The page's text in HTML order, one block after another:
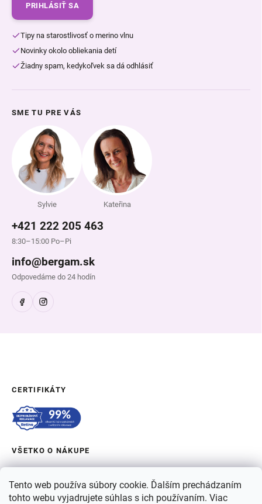
Tento web používa súbory cookie. Ďalším prechádzaním
tohto webu vyjadrujete súhlas s ich používaním. Viac
PRIHLÁSIŤ SA
Tipy na starostlivosť o merino vlnu
Novinky okolo obliekania detí
Žiadny spam, kedykoľvek sa dá odhlásiť
SME TU PRE VÁS
Sylvie Kateřina
+421 222 205 463
8:30–15:00 Po–Pi
info@bergam.sk
Odpovedáme do 24 hodín
CERTIFIKÁTY
VŠETKO O NÁKUPE
OBJEDNÁVKA A DOPRAVA